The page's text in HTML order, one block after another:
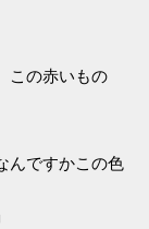
の赤いもの
んですかこの色